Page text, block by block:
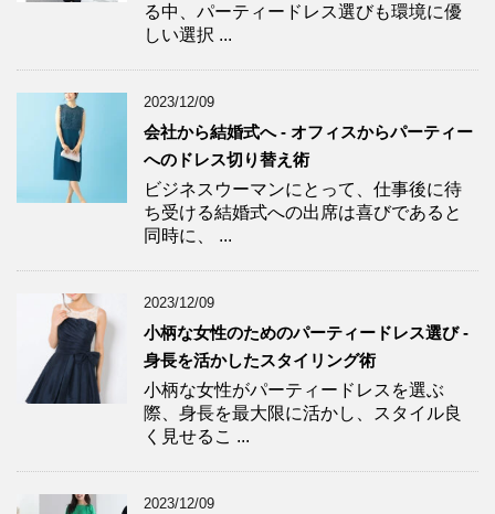
る中、パーティードレス選びも環境に優
しい選択 ...
2023/12/09
会社から結婚式へ - オフィスからパーティー
へのドレス切り替え術
ビジネスウーマンにとって、仕事後に待
ち受ける結婚式への出席は喜びであると
同時に、 ...
2023/12/09
小柄な女性のためのパーティードレス選び -
身長を活かしたスタイリング術
小柄な女性がパーティードレスを選ぶ
際、身長を最大限に活かし、スタイル良
く見せるこ ...
2023/12/09